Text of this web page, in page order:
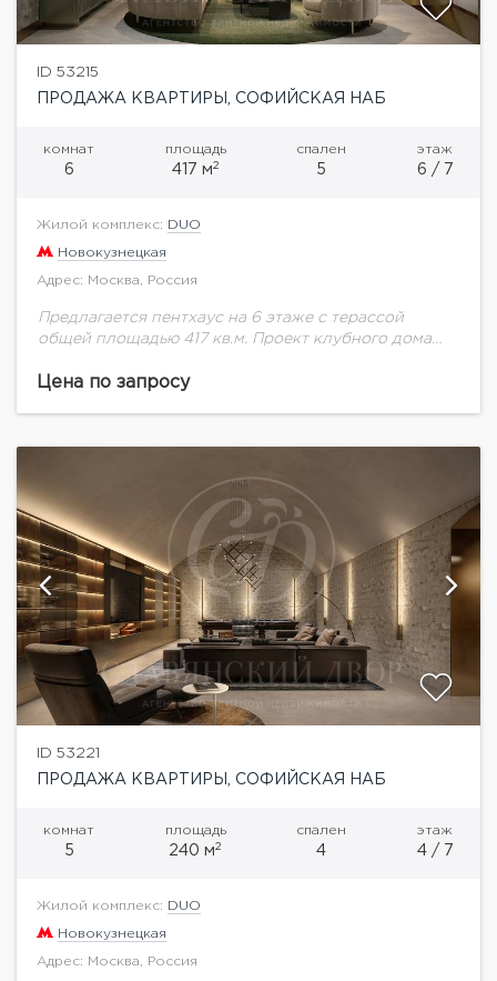
ID 53215
ПРОДАЖА КВАРТИРЫ, СОФИЙСКАЯ НАБ
комнат
6
площадь
417 м2
спален
5
этаж
6 / 7
Жилой комплекс: DUO
Новокузнецкая
Адрес: Москва, Россия
Предлагается пентхаус на 6 этаже с терассой
общей площадью 417 кв.м. Проект клубного дома
Кокоревского подворья и новое строительство на
Цена по запросу
ID 53221
ПРОДАЖА КВАРТИРЫ, СОФИЙСКАЯ НАБ
комнат
5
площадь
240 м2
спален
4
этаж
4 / 7
Жилой комплекс: DUO
Новокузнецкая
Адрес: Москва, Россия